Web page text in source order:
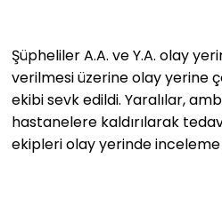
Şüpheliler A.A. ve Y.A. olay
verilmesi üzerine olay yerine
ekibi sevk edildi. Yaralılar,
hastanelere kaldırılarak
ekipleri olay yerinde inceleme